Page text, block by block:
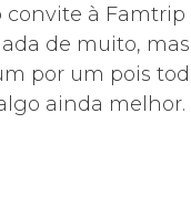
à
de muito,
por um pois
ainda